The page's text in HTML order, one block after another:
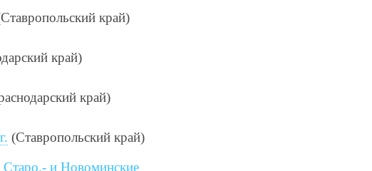
край)
край)
край)
(Ставропольский край)
Старо.- и Новоминские